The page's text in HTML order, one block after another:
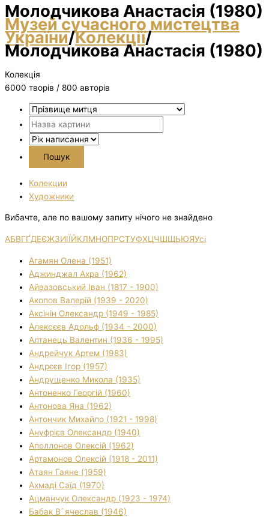
Молодчикова Анастасія (1980)
Музей сучасного мистецтва
України/Колекції/
Молодчикова Анастасія (1980)
Колекція
6000 творiв / 800 авторів
Колекции
Художники
Вибачте, але по вашому запиту нічого не знайдено
АБВГҐДЕЄЖЗИІЇЙКЛМНОПРСТУФХЦЧШЩЬЮЯУсі
Агамян Олена (1951)
Аджинджал Ахра (1962)
Айвазовський Іван (1817 - 1900)
Акопов Валерій (1939 - 2020)
Аксінін Олександр (1949 - 1985)
Алексєєв Адольф (1934 - 2000)
Алтанець Валентин (1936 - 1995)
Андрейчук Артем (1983)
Андрєєв Ігор (1957)
Андрущенко Микола (1935)
Антоненко Георгій (1960)
Антонова Яна (1962)
Антончик Михайло (1921 - 1998)
Ануфрієв Олександр (1940)
Аполлонов Олексій (1962)
Артамонов Олексій (1918 - 2011)
Атаян Гаяне (1959)
Ахмаді Саїд (1970)
Ацманчук Олександр (1923 - 1974)
Бабак В`ячеслав (1946)